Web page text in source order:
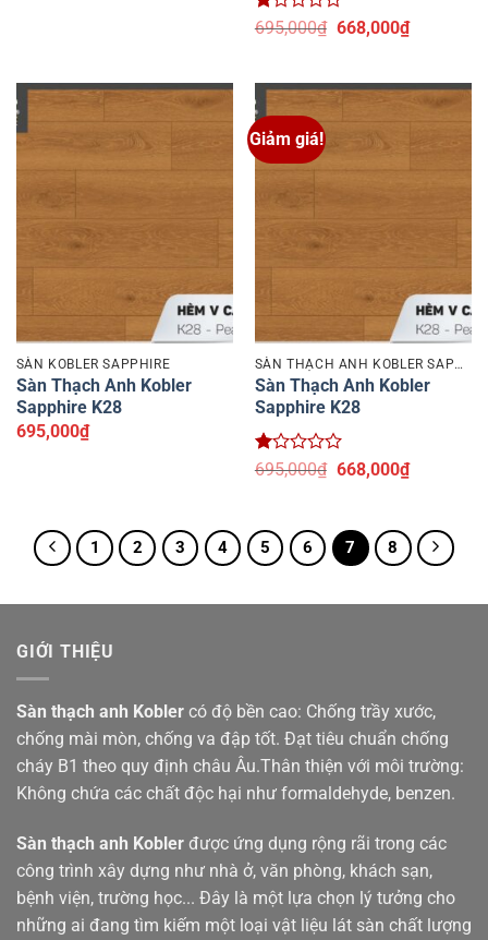
Được
sao
695,000₫ Giá
695,000₫.
668,000₫Giá
hiện
là:
668,000₫.
SÀN KOBLER SAPPHIRE
Sàn Thạch Anh Kobler
Sapphire K28
695,000₫
Giảm giá!
SÀN THẠCH ANH KOBLER SAPPHIRE
Sàn Thạch Anh Kobler
Sapphire K28
Được
5
sao
695,000₫ Giá
668,000₫Giá
hiện
668,000₫.
1 2 3 4 5 6 7 8
GIỚI THIỆU
Sàn thạch anh Kobler có độ bền cao: Chống trầy xước,
chống mài mòn, chống va đập tốt. Đạt tiêu chuẩn chống
cháy B1 theo quy định châu Âu.Thân thiện với môi trường:
Không chứa các chất độc hại như formaldehyde, benzen.
Sàn thạch anh Kobler được ứng dụng rộng rãi trong các
công trình xây dựng như nhà ở, văn phòng, khách sạn,
bệnh viện, trường học... Đây là một lựa chọn lý tưởng cho
những ai đang tìm kiếm một loại vật liệu lát sàn chất lượng